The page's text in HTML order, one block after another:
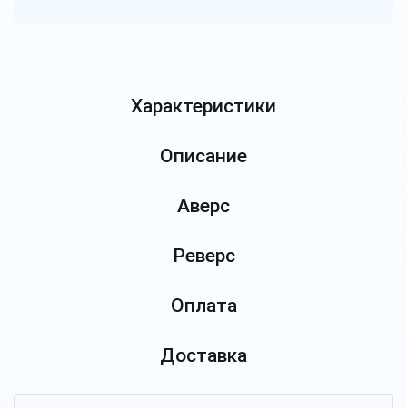
Характеристики
Описание
Аверс
Реверс
Оплата
Доставка